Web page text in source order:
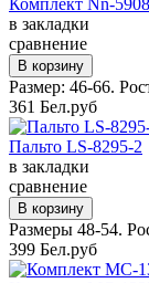
Комплект Nn-5908
в закладки
сравнение
Размер: 46-66.
361 Бел.руб
Пальто LS-8295-2
в закладки
сравнение
Размеры 48-54.
399 Бел.руб